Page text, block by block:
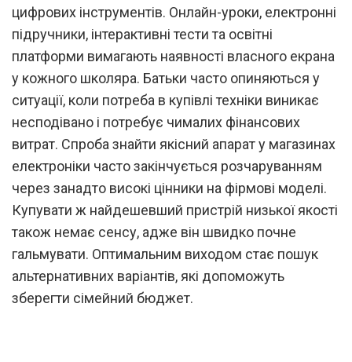
цифрових інструментів. Онлайн-уроки, електронні
підручники, інтерактивні тести та освітні
платформи вимагають наявності власного екрана
у кожного школяра. Батьки часто опиняються у
ситуації, коли потреба в купівлі техніки виникає
несподівано і потребує чималих фінансових
витрат. Спроба знайти якісний апарат у магазинах
електроніки часто закінчується розчаруванням
через занадто високі цінники на фірмові моделі.
Купувати ж найдешевший пристрій низької якості
також немає сенсу, адже він швидко почне
гальмувати. Оптимальним виходом стає пошук
альтернативних варіантів, які допоможуть
зберегти сімейний бюджет.